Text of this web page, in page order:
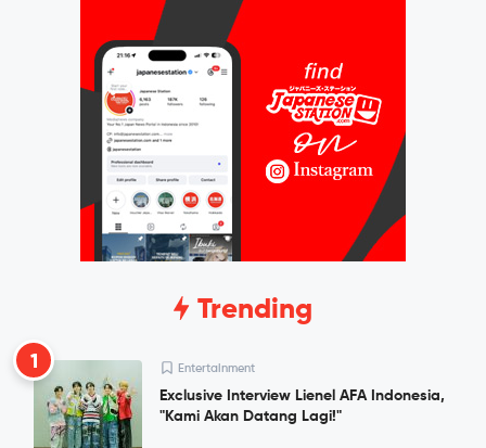
Trending
1 Entertainment
Exclusive Interview Lienel AFA Indonesia,
"Kami Akan Datang Lagi!"